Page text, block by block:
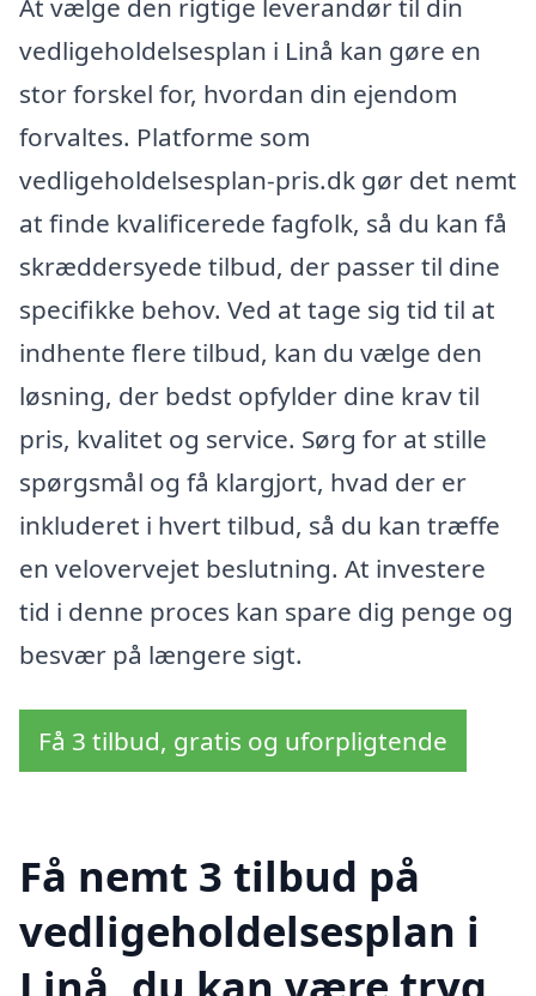
At vælge den rigtige leverandør til din
vedligeholdelsesplan i Linå kan gøre en
stor forskel for, hvordan din ejendom
forvaltes. Platforme som
vedligeholdelsesplan-pris.dk gør det nemt
at finde kvalificerede fagfolk, så du kan få
skræddersyede tilbud, der passer til dine
specifikke behov. Ved at tage sig tid til at
indhente flere tilbud, kan du vælge den
løsning, der bedst opfylder dine krav til
pris, kvalitet og service. Sørg for at stille
spørgsmål og få klargjort, hvad der er
inkluderet i hvert tilbud, så du kan træffe
en velovervejet beslutning. At investere
tid i denne proces kan spare dig penge og
besvær på længere sigt.
Få 3 tilbud, gratis og uforpligtende
Få nemt 3 tilbud på
vedligeholdelsesplan i